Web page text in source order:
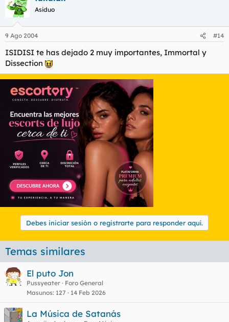
Asiduo
9 Ago 2004 #14
ISIDISI te has dejado 2 muy importantes, Immortal y
Dissection
Debes iniciar sesión o registrarte para responder aquí.
Temas similares
El puto Jon
Pussyeater
Foro General
Masunos 127 14 Feb 2026
La Música de Satanás